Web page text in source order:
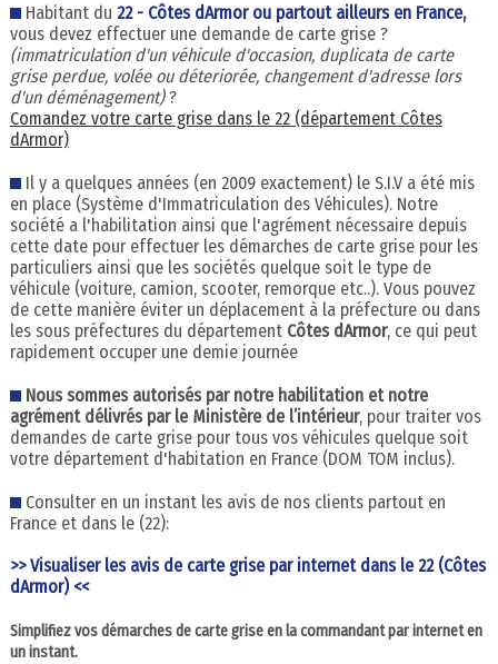
Habitant du 22 - Côtes dArmor ou partout ailleurs en France,
vous devez effectuer une demande de carte grise ?
(immatriculation d'un véhicule d'occasion, duplicata de carte
grise perdue, volée ou déteriorée, changement d'adresse lors
d'un déménagement)?
Comandez votre carte grise dans le 22 (département Côtes
dArmor)
Il y a quelques années (en 2009 exactement) le S.I.V a été mis
en place (Système d'Immatriculation des Véhicules). Notre
société a l'habilitation ainsi que l'agrément nécessaire depuis
cette date pour effectuer les démarches de carte grise pour les
particuliers ainsi que les sociétés quelque soit le type de
véhicule (voiture, camion, scooter, remorque etc..). Vous pouvez
de cette manière éviter un déplacement à la préfecture ou dans
les sous préfectures du département Côtes dArmor, ce qui peut
rapidement occuper une demie journée
Nous sommes autorisés par notre habilitation et notre
agrément délivrés par le Ministère de l’intérieur, pour traiter vos
demandes de carte grise pour tous vos véhicules quelque soit
votre département d'habitation en France (DOM TOM inclus).
Consulter en un instant les avis de nos clients partout en
France et dans le (22):
>> Visualiser les avis de carte grise par internet dans le 22 (Côtes
dArmor) <<
Simplifiez vos démarches de carte grise en la commandant par internet en
un instant.